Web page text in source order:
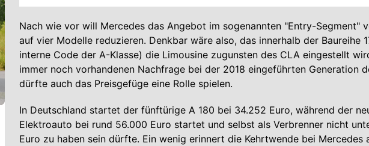
Nach wie vor will Mercedes das Angebot im sogenannten "Entry-Segment"
auf vier Modelle reduzieren. Denkbar wäre also, das innerhalb der Baureihe
interne Code der A-Klasse) die Limousine zugunsten des CLA eingestellt
immer noch vorhandenen Nachfrage bei der 2018 eingeführten Generation
dürfte auch das Preisgefüge eine Rolle spielen.
In Deutschland startet der fünftürige A 180 bei 34.252 Euro, während der
Elektroauto bei rund 56.000 Euro startet und selbst als Verbrenner nicht
Euro zu haben sein dürfte. Ein wenig erinnert die Kehrtwende bei Mercedes